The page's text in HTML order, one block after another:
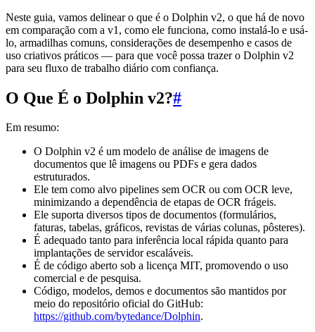
Neste guia, vamos delinear o que é o Dolphin v2, o que há de novo
em comparação com a v1, como ele funciona, como instalá-lo e usá-
lo, armadilhas comuns, considerações de desempenho e casos de
uso criativos práticos — para que você possa trazer o Dolphin v2
para seu fluxo de trabalho diário com confiança.
O Que É o Dolphin v2?#
Em resumo:
O Dolphin v2 é um modelo de análise de imagens de
documentos que lê imagens ou PDFs e gera dados
estruturados.
Ele tem como alvo pipelines sem OCR ou com OCR leve,
minimizando a dependência de etapas de OCR frágeis.
Ele suporta diversos tipos de documentos (formulários,
faturas, tabelas, gráficos, revistas de várias colunas, pôsteres).
É adequado tanto para inferência local rápida quanto para
implantações de servidor escaláveis.
É de código aberto sob a licença MIT, promovendo o uso
comercial e de pesquisa.
Código, modelos, demos e documentos são mantidos por
meio do repositório oficial do GitHub:
https://github.com/bytedance/Dolphin.